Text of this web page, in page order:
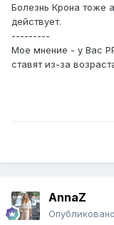
Болезнь Крона тоже
действует.
---------
Мое мнение - у Вас
ставят из-за
AnnaZ
Опубликовано